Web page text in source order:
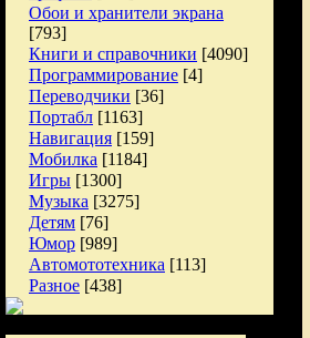
Обои и хранители экрана
[793]
Книги и справочники [4090]
Программирование [4]
Переводчики [36]
Портабл [1163]
Навигация [159]
Мобилка [1184]
Игры [1300]
Музыка [3275]
Детям [76]
Юмор [989]
Автомототехника [113]
Разное [438]